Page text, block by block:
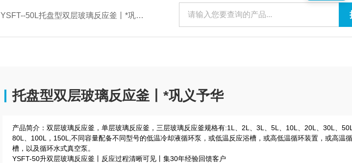
YSFT--50L托盘型双层玻璃反应釜丨*巩义予华
托盘型双层玻璃反应釜丨*巩义予华
产品简介： 双层玻璃反应釜，单层玻璃反应釜，三层玻璃反应釜规格有:1L、2L、3L、5L、10L、20L、30L、
80L、100L，150L,不同容量配备不同型号的低温冷却液循环泵，或低温反应浴槽，或高低温循环装置，或高温
槽，以及循环水式真空泵。
YSFT-50升双层玻璃反应釜丨反应过程清晰可见丨集30年经验回馈客户